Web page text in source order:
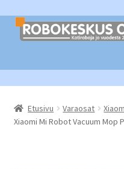
Siirry
navigointiin
Siirry
sisältöön
Robottituotteet
Tarvikkeet ja varaosat
Etusivu Varaosat
Xiaomi Mi Robot Vacuum